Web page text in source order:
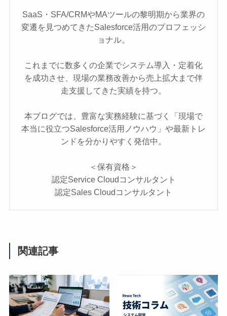
SaaS・SFA/CRMやMAツールの黎明期から業界の
変遷を見つめてきたSalesforce活用のプロフェッシ
ョナル。
これまでに数多くの企業でシステム導入・定着化
を成功させ、現場の業務改善から売上拡大まで伴
走支援してきた実績を持つ。
本ブログでは、豊富な実務経験に基づく「現場で
本当に役立つSalesforce活用ノウハウ」や最新トレ
ンドを分かりやすく発信中。
＜保有資格＞
認定Service Cloudコンサルタント
認定Sales Cloudコンサルタント
関連記事